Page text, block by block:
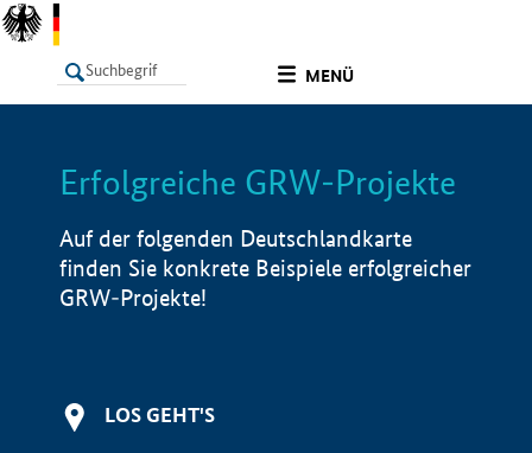
MENÜ
LISTE Info
Erfolgreiche GRW-Projekte
Auf der folgenden Deutschlandkarte
finden Sie konkrete Beispiele erfolgreicher
GRW-Projekte!
LOS GEHT'S